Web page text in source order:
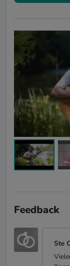
Feedback
Ste